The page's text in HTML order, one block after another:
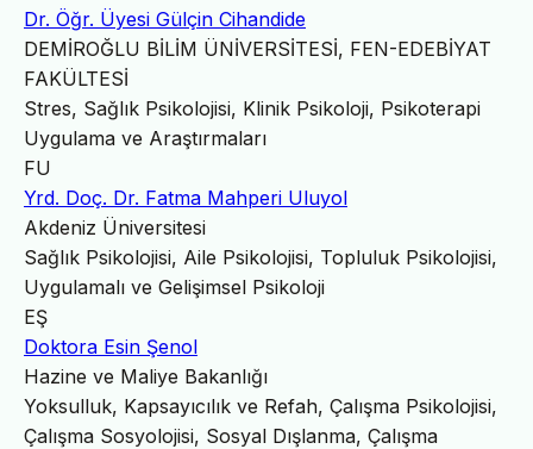
Dr. Öğr. Üyesi Gülçin Cihandide
DEMİROĞLU BİLİM ÜNİVERSİTESİ, FEN-EDEBİYAT
FAKÜLTESİ
Stres, Sağlık Psikolojisi, Klinik Psikoloji, Psikoterapi
Uygulama ve Araştırmaları
FU
Yrd. Doç. Dr. Fatma Mahperi Uluyol
Akdeniz Üniversitesi
Sağlık Psikolojisi, Aile Psikolojisi, Topluluk Psikolojisi,
Uygulamalı ve Gelişimsel Psikoloji
EŞ
Doktora Esin Şenol
Hazine ve Maliye Bakanlığı
Yoksulluk, Kapsayıcılık ve Refah, Çalışma Psikolojisi,
Çalışma Sosyolojisi, Sosyal Dışlanma, Çalışma